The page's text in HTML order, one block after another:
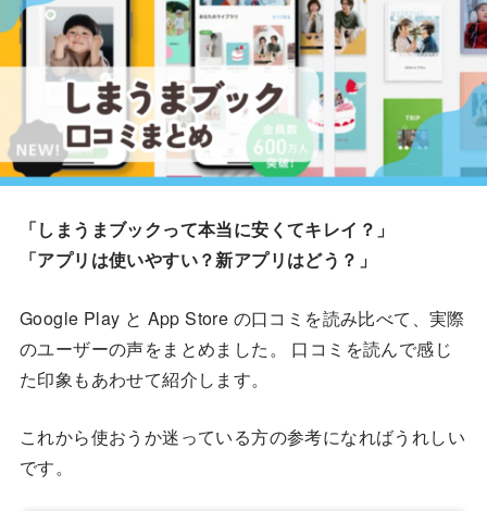
「しまうまブックって本当に安くてキレイ？」
「アプリは使いやすい？新アプリはどう？」
Google Play と App Store の口コミを読み比べて、実際
のユーザーの声をまとめました。 口コミを読んで感じ
た印象もあわせて紹介します。
これから使おうか迷っている方の参考になればうれしい
です。